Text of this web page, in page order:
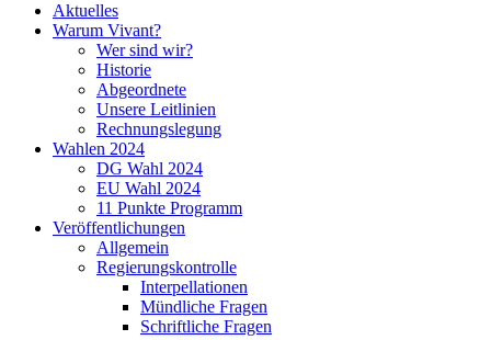
Aktuelles
Warum Vivant?
Wer sind wir?
Historie
Abgeordnete
Unsere Leitlinien
Rechnungslegung
Wahlen 2024
DG Wahl 2024
EU Wahl 2024
11 Punkte Programm
Veröffentlichungen
Allgemein
Regierungskontrolle
Interpellationen
Mündliche Fragen
Schriftliche Fragen